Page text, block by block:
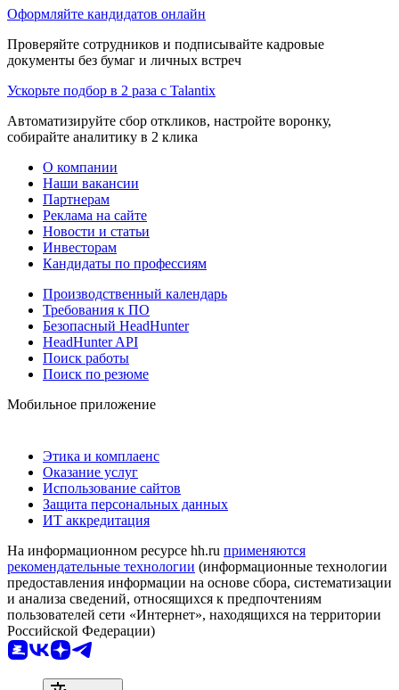
Оформляйте кандидатов онлайн
Проверяйте сотрудников и подписывайте кадровые
документы без бумаг и личных встреч
Ускорьте подбор в 2 раза с Talantix
Автоматизируйте сбор откликов, настройте воронку,
собирайте аналитику в 2 клика
О компании
Наши вакансии
Партнерам
Реклама на сайте
Новости и статьи
Инвесторам
Кандидаты по профессиям
Производственный календарь
Требования к ПО
Безопасный HeadHunter
HeadHunter API
Поиск работы
Поиск по резюме
Мобильное приложение
Этика и комплаенс
Оказание услуг
Использование сайтов
Защита персональных данных
ИТ аккредитация
На информационном ресурсе hh.ru применяются
рекомендательные технологии (информационные технологии
предоставления информации на основе сбора, систематизации
и анализа сведений, относящихся к предпочтениям
пользователей сети «Интернет», находящихся на территории
Российской Федерации)